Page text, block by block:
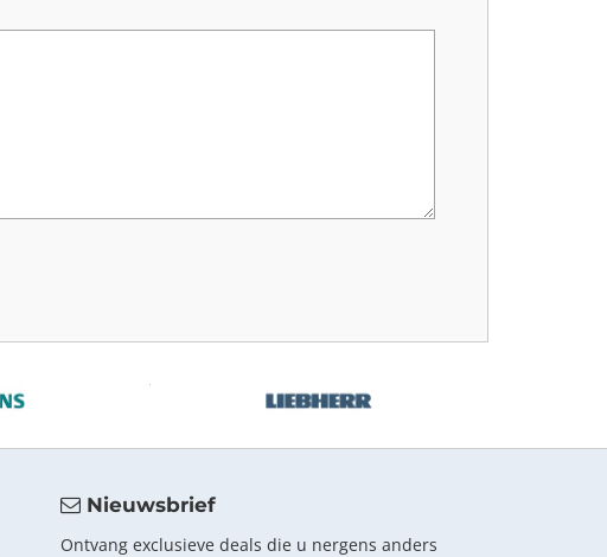
Nieuwsbrief
Ontvang exclusieve deals die u nergens anders